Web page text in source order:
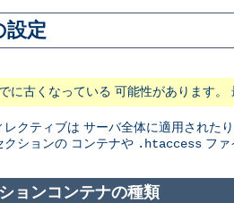
設定
に古くなっている 可能性があります。
レクティブは サーバ全体に適用された
ションの コンテナや .htaccess ファ
ョンコンテナの種類